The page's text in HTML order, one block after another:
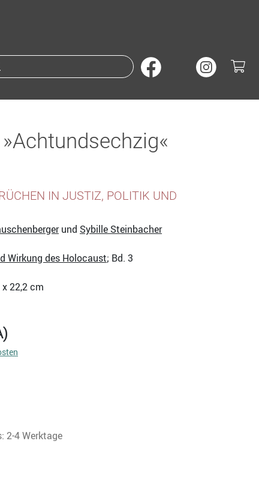
Suche nach Büchern oder
IN JUSTIZ, POLITIK UND
und Sybille Steinbacher
Wirkung des Holocaust; Bd. 3
22,2 cm
2-4 Werktage